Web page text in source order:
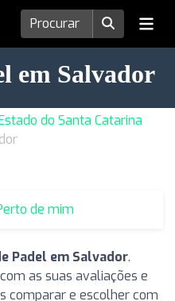
em Salvador
do Santa Catarina
de mim
Padel em Salvador.
as suas avaliações e
comparar e escolher com